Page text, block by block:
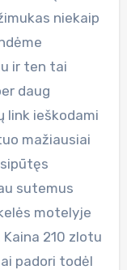
niekaip
ir ten tai
daug
link ieškodami
mažiausiai
sutemus
motelyje
210 zlotu
padori todėl